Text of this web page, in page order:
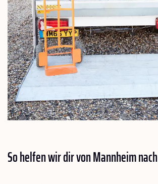
So helfen wir dir von Mannheim nach